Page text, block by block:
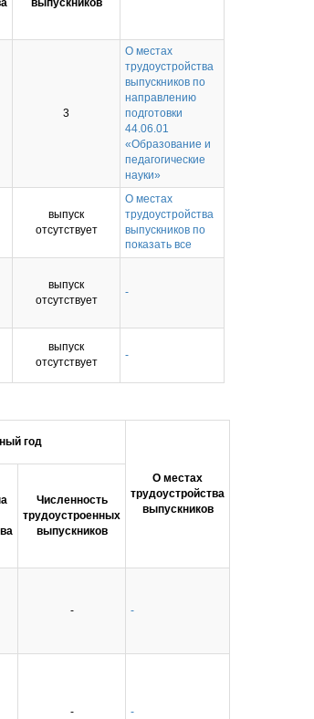
выпускников
3
О местах
трудоустройства
выпускников по
направлению
подготовки
44.06.01
«Образование и
педагогические
науки»
выпуск
отсутствует
О местах
трудоустройства
выпускников по
направлению
подготовки 5.8.1
педагогика,
показать все
выпуск
отсутствует
-
выпуск
отсутствует
-
год
О местах
трудоустройства
выпускников
Численность
трудоустроенных
выпускников
- -
- -